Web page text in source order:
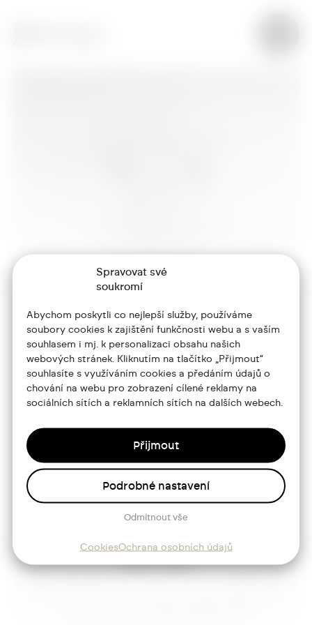
Spravovat své
soukromí
Abychom poskytli co nejlepší služby, používáme
soubory cookies k zajištění funkčnosti webu a s vaším
souhlasem i mj. k personalizaci obsahu našich
webových stránek. Kliknutím na tlačítko „Přijmout“
souhlasíte s využíváním cookies a předáním údajů o
chování na webu pro zobrazení cílené reklamy na
sociálních sítích a reklamních sítích na dalších webech.
Přijmout
Odmítnout vše
Podrobné nastavení
CookiesOchrana osobních údajů
Portfolio
O mně
Blog
Kontakt
jtdesign@joseftrakal.cz
Sledujte mě